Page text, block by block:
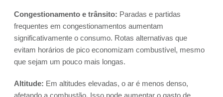
Congestionamento e trânsito: Paradas e partidas
frequentes em congestionamentos aumentam
significativamente o consumo. Rotas alternativas que
evitam horários de pico economizam combustível, mesmo
que sejam um pouco mais longas.
Altitude: Em altitudes elevadas, o ar é menos denso,
afetando a combustão. Isso pode aumentar o gasto de